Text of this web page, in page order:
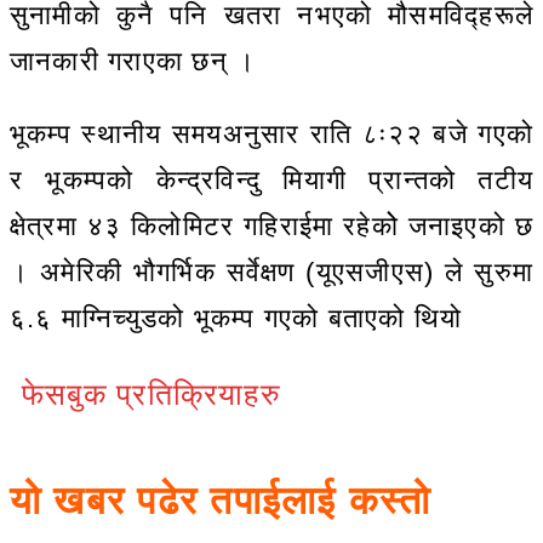
सुनामीको कुनै पनि खतरा नभएको मौसमविद्हरूले
जानकारी गराएका छन् ।
भूकम्प स्थानीय समयअनुसार राति ८ः२२ बजे गएको
र भूकम्पको केन्द्रविन्दु मियागी प्रान्तको तटीय
क्षेत्रमा ४३ किलोमिटर गहिराईमा रहेकोे जनाइएको छ
। अमेरिकी भौगर्भिक सर्वेक्षण (यूएसजीएस) ले सुरुमा
६.६ माग्निच्युडको भूकम्प गएको बताएको थियो
फेसबुक प्रतिक्रियाहरु
यो खबर पढेर तपाईलाई कस्तो